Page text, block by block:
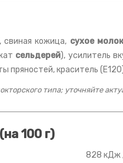
свиная кожица, сухое
сельдерей), усилитель
пряностей, краситель
типа; уточняйте
100 г)
828 кДж